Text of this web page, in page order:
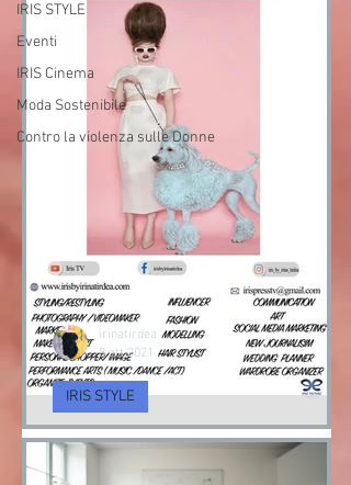
IRIS STYLE
Eventi
IRIS Cinema
Moda Sostenibile
Contro la violenza sulle Donne
Servizi di Consulenza
d’Imagine e cambio Stile
IRIS STYLE
irinatirdea
8 ott 2021